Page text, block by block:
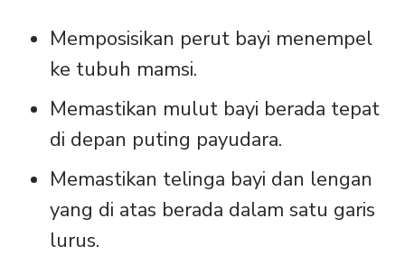
Memposisikan perut bayi menempel
ke tubuh mamsi.
Memastikan mulut bayi berada tepat
di depan puting payudara.
Memastikan telinga bayi dan lengan
yang di atas berada dalam satu garis
lurus.